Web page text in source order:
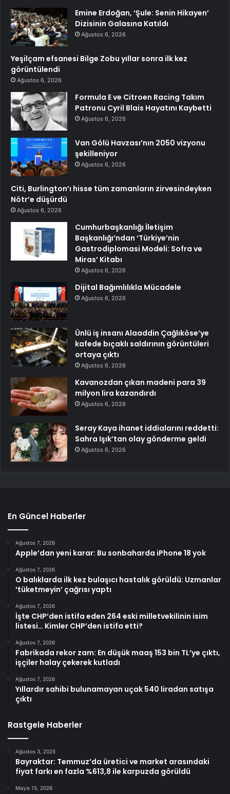
Emine Erdoğan, ‘Şule: Senin Hikayen’
Dizisinin Galasına Katıldı
Ağustos 6, 2026
Yeşilçam efsanesi Bilge Zobu yıllar sonra ilk kez
görüntülendi
Ağustos 6, 2026
Formula E ve Citroen Racing Takım
Patronu Cyril Blais Hayatını Kaybetti
Ağustos 6, 2026
Van Gölü Havzası’nın 2050 vizyonu
şekilleniyor
Ağustos 6, 2026
Citi, Burlington’ı hisse tüm zamanların zirvesindeyken
Nötr’e düşürdü
Ağustos 6, 2026
Cumhurbaşkanlığı İletişim
Başkanlığı’ndan ‘Türkiye’nin
Gastrodiplomasi Modeli: Sofra ve
Miras’ Kitabı
Ağustos 6, 2026
Dijital Bağımlılıkla Mücadele
Ağustos 6, 2026
Ünlü iş insanı Alaaddin Çağlıköse’ye
kafede bıçaklı saldırının görüntüleri
ortaya çıktı
Ağustos 6, 2026
Kavanozdan çıkan madeni para 39
milyon lira kazandırdı
Ağustos 6, 2026
Seray Kaya ihanet iddialarını reddetti:
Sahra Işık’tan olay gönderme geldi
Ağustos 6, 2026
En Güncel Haberler
Ağustos 7, 2026
Apple’dan yeni karar: Bu sonbaharda iPhone 18 yok
Ağustos 7, 2026
O balıklarda ilk kez bulaşıcı hastalık görüldü: Uzmanlar
‘tüketmeyin’ çağrısı yaptı
Ağustos 7, 2026
İşte CHP’den istifa eden 264 eski milletvekilinin isim
listesi… Kimler CHP’den istifa etti?
Ağustos 7, 2026
Fabrikada rekor zam: En düşük maaş 153 bin TL’ye çıktı,
işçiler halay çekerek kutladı
Ağustos 7, 2026
Yıllardır sahibi bulunamayan uçak 540 liradan satışa
çıktı
Rastgele Haberler
Ağustos 3, 2025
Bayraktar: Temmuz’da üretici ve market arasındaki
fiyat farkı en fazla %613,8 ile karpuzda görüldü
Mayıs 15, 2026